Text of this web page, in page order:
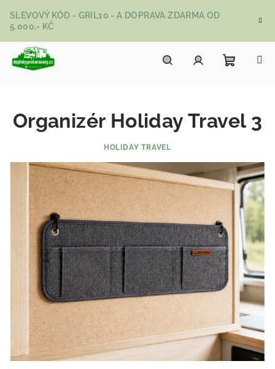
SLEVOVÝ KÓD - GRIL10 - A DOPRAVA ZDARMA OD
5.000,- KČ
Organizér Holiday Travel 3
HOLIDAY TRAVEL